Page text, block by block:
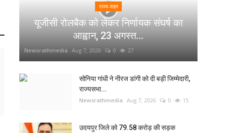
राज्य-शहर
यूजीसी रोलबैक को लेकर निर्णायक संघर्ष का
आह्वान, 23 अगस्त...
Newsrathmedia Aug 7, 2026 0 27
सोनिया गांधी ने नीरज डांगी को दी बड़ी जिम्मेदारी,
राज्यसभा...
Newsrathmedia Aug 7, 2026 0 15
उदयपुर जिले को 79.58 करोड़ की सड़क